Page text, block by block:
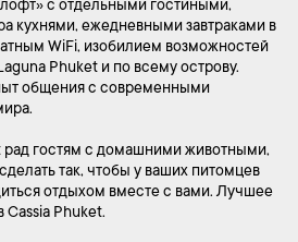
с отдельными гостиными,
кухнями, ежедневными завтраками в
WiFi, изобилием возможностей
Phuket и по всему острову.
общения с современными
рад гостям с домашними животными,
так, чтобы у ваших питомцев
отдыхом вместе с вами. Лучшее
Cassia Phuket.